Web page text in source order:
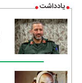
یادداشت